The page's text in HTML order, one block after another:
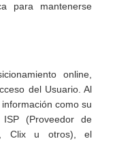
para mantenerse
online,
del Usuario. Al
como su
(Proveedor de
Clix u otros), el